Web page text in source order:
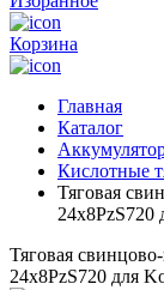
Корзина
Главная
Каталог
Кислотные
Тяговая
24х8PzS720
Тяговая
24х8PzS720 для